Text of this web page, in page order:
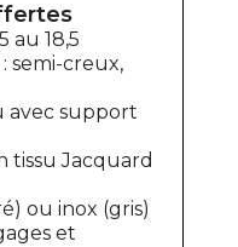
au 18,5
semi-creux,
avec support
tissu Jacquard
ou inox (gris)
et